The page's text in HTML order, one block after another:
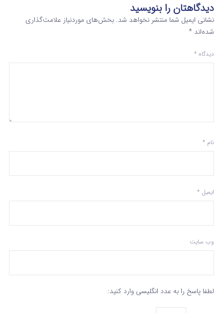
دیدگاهتان را بنویسید
نشانی ایمیل شما منتشر نخواهد شد. بخش‌های موردنیاز علامت‌گذاری
شده‌اند *
دیدگاه *
نام *
ایمیل *
وب‌ سایت
لطفا پاسخ را به عدد انگلیسی وارد کنید: